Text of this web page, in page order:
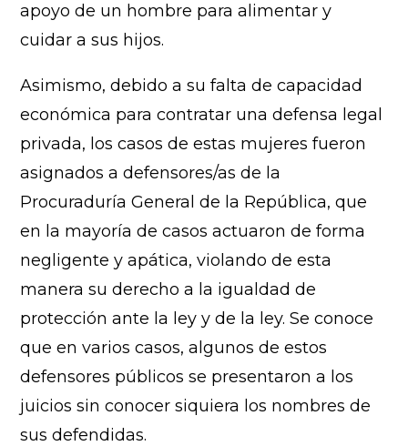
apoyo de un hombre para alimentar y
cuidar a sus hijos.
Asimismo, debido a su falta de capacidad
económica para contratar una defensa legal
privada, los casos de estas mujeres fueron
asignados a defensores/as de la
Procuraduría General de la República, que
en la mayoría de casos actuaron de forma
negligente y apática, violando de esta
manera su derecho a la igualdad de
protección ante la ley y de la ley. Se conoce
que en varios casos, algunos de estos
defensores públicos se presentaron a los
juicios sin conocer siquiera los nombres de
sus defendidas.